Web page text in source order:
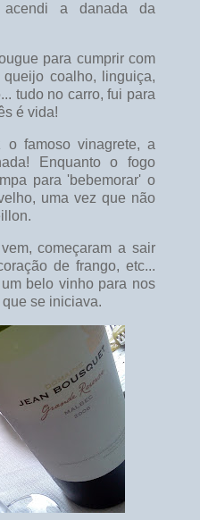
a danada da
para cumprir com
coalho, linguiça,
tudo no carro, fui para
é vida!
o famoso vinagrete, a
Enquanto o fogo
para 'bebemorar' o
uma vez que não
começaram a sair
de frango, etc...
belo vinho para nos
se iniciava.